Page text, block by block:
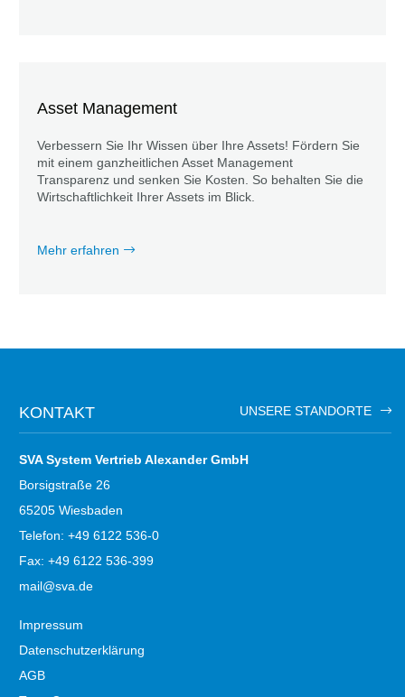
Asset Management
Verbessern Sie Ihr Wissen über Ihre Assets! Fördern Sie
mit einem ganzheitlichen Asset Management
Transparenz und senken Sie Kosten. So behalten Sie die
Wirtschaftlichkeit Ihrer Assets im Blick.
Mehr erfahren
KONTAKT UNSERE STANDORTE
SVA System Vertrieb Alexander GmbH
Borsigstraße 26
65205 Wiesbaden
Telefon: +49 6122 536-0
Fax: +49 6122 536-399
mail@sva.de
Impressum
Datenschutzerklärung
AGB